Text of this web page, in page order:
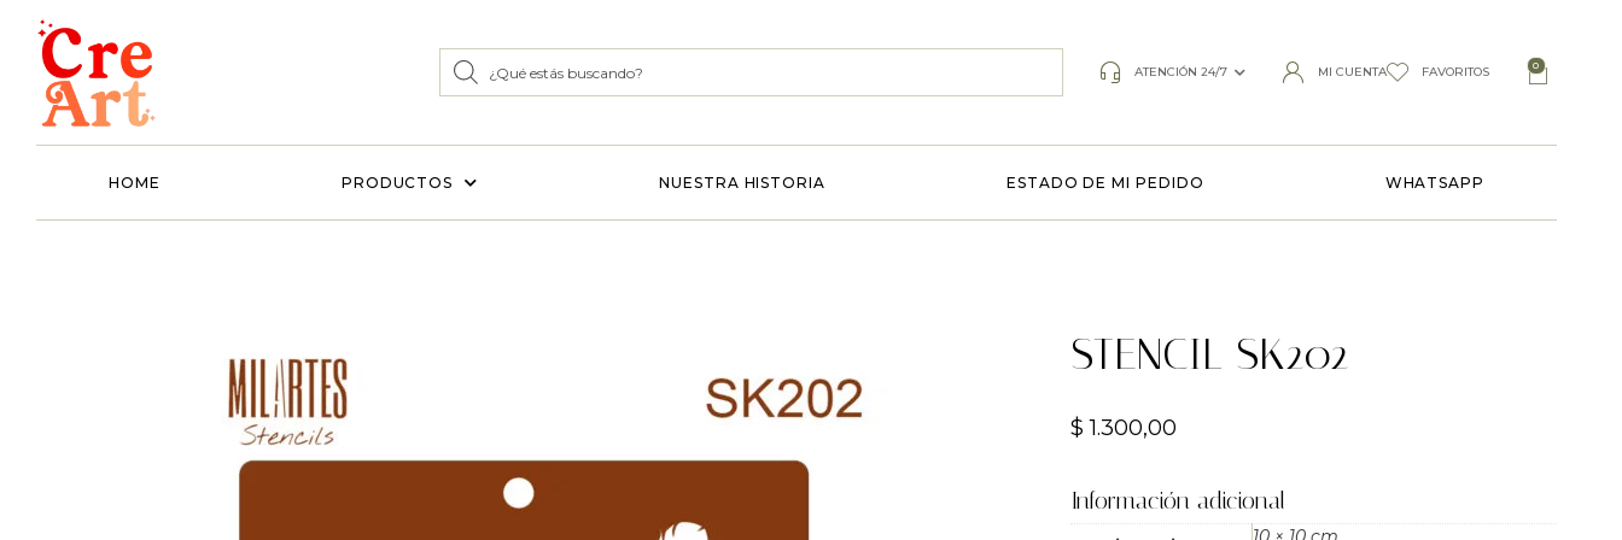
ATENCIÓN 24/7 MI CUENTA FAVORITOS 0
HOME PRODUCTOS NUESTRA HISTORIA ESTADO DE MI PEDIDO WHATSAPP
STENCIL SK202
$ 1.300,00
Información adicional